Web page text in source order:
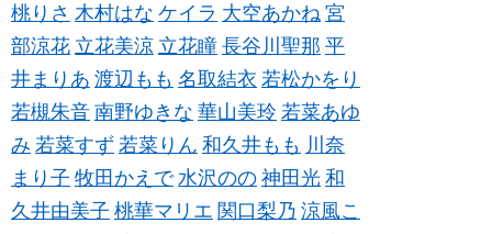
桃りさ 木村はな ケイラ 大空あかね 宮
部涼花 立花美涼 立花瞳 長谷川聖那 平
井まりあ 渡辺もも 名取結衣 若松かをり
若槻朱音 南野ゆきな 華山美玲 若菜あゆ
み 若菜すず 若菜りん 和久井もも 川奈
まり子 牧田かえで 水沢のの 神田光 和
久井由美子 桃華マリエ 関口梨乃 涼風こ